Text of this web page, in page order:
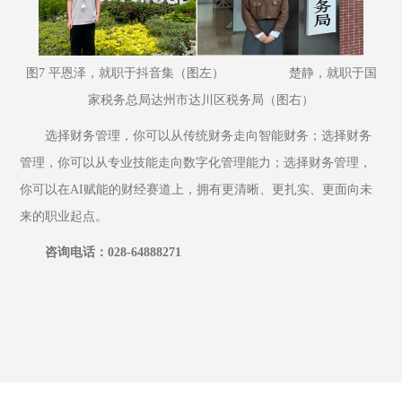
图7 平恩泽，就职于抖音集（图左）                  楚静，就职于国
家税务总局达州市达川区税务局（图右）
选择财务管理，你可以从传统财务走向智能财务；选择财务
管理，你可以从专业技能走向数字化管理能力；选择财务管理，
你可以在AI赋能的财经赛道上，拥有更清晰、更扎实、更面向未
来的职业起点。
咨询电话：028-64888271